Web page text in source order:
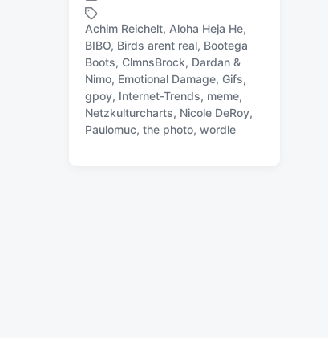
e
r
ö
f
f
e
n
t
S
c
h
l
Achim Reichelt, Aloha Heja He,
BIBO, Birds arent real, Bootega
Boots, ClmnsBrock, Dardan &
Nimo, Emotional Damage, Gifs,
gpoy, Internet-Trends, meme,
Netzkulturcharts, Nicole DeRoy,
Paulomuc,the photo,wordle